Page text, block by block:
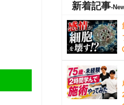
新着記事-